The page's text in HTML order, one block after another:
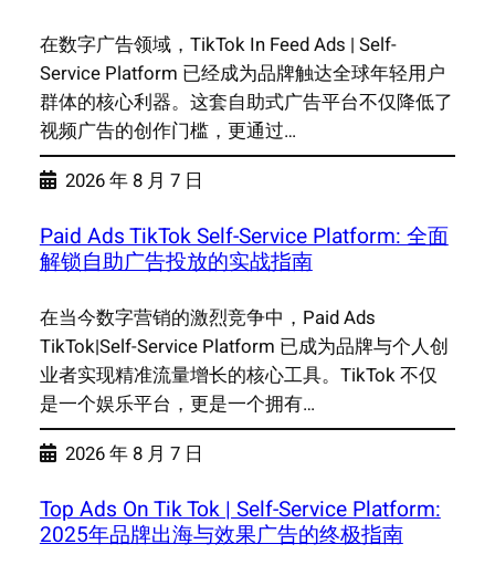
在数字广告领域，TikTok In Feed Ads | Self-
Service Platform 已经成为品牌触达全球年轻用户
群体的核心利器。这套自助式广告平台不仅降低了
视频广告的创作门槛，更通过…
2026 年 8 月 7 日
Paid Ads TikTok Self-Service Platform: 全面
解锁自助广告投放的实战指南
在当今数字营销的激烈竞争中，Paid Ads
TikTok|Self-Service Platform 已成为品牌与个人创
业者实现精准流量增长的核心工具。TikTok 不仅
是一个娱乐平台，更是一个拥有…
2026 年 8 月 7 日
Top Ads On Tik Tok | Self-Service Platform:
2025年品牌出海与效果广告的终极指南